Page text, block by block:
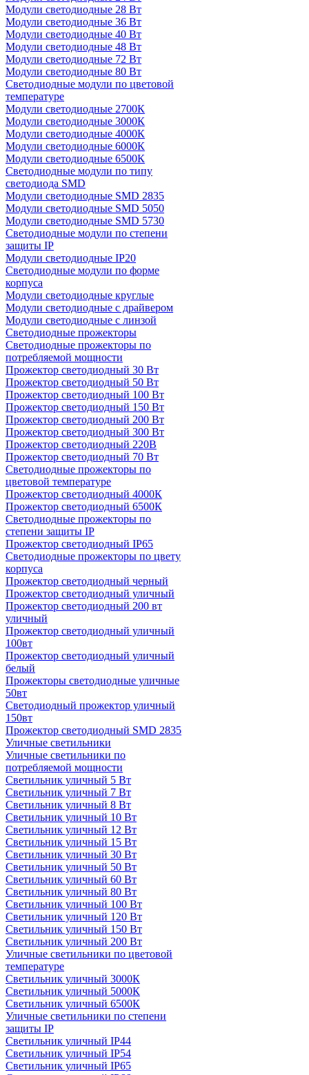
Модули светодиодные 28 Вт
Модули светодиодные 36 Вт
Модули светодиодные 40 Вт
Модули светодиодные 48 Вт
Модули светодиодные 72 Вт
Модули светодиодные 80 Вт
Светодиодные модули по цветовой
температуре
Модули светодиодные 2700К
Модули светодиодные 3000К
Модули светодиодные 4000К
Модули светодиодные 6000К
Модули светодиодные 6500К
Светодиодные модули по типу
светодиода SMD
Модули светодиодные SMD 2835
Модули светодиодные SMD 5050
Модули светодиодные SMD 5730
Светодиодные модули по степени
защиты IP
Модули светодиодные IP20
Светодиодные модули по форме
корпуса
Модули светодиодные круглые
Модули светодиодные с драйвером
Модули светодиодные с линзой
Светодиодные прожекторы
Светодиодные прожекторы по
потребляемой мощности
Прожектор светодиодный 30 Вт
Прожектор светодиодный 50 Вт
Прожектор светодиодный 100 Вт
Прожектор светодиодный 150 Вт
Прожектор светодиодный 200 Вт
Прожектор светодиодный 300 Вт
Прожектор светодиодный 220В
Прожектор светодиодный 70 Вт
Светодиодные прожекторы по
цветовой температуре
Прожектор светодиодный 4000К
Прожектор светодиодный 6500К
Светодиодные прожекторы по
степени защиты IP
Прожектор светодиодный IP65
Светодиодные прожекторы по цвету
корпуса
Прожектор светодиодный черный
Прожектор светодиодный уличный
Прожектор светодиодный 200 вт
уличный
Прожектор светодиодный уличный
100вт
Прожектор светодиодный уличный
белый
Прожекторы светодиодные уличные
50вт
Светодиодный прожектор уличный
150вт
Прожектор светодиодный SMD 2835
Уличные светильники
Уличные светильники по
потребляемой мощности
Светильник уличный 5 Вт
Светильник уличный 7 Вт
Светильник уличный 8 Вт
Светильник уличный 10 Вт
Светильник уличный 12 Вт
Светильник уличный 15 Вт
Светильник уличный 30 Вт
Светильник уличный 50 Вт
Светильник уличный 60 Вт
Светильник уличный 80 Вт
Светильник уличный 100 Вт
Светильник уличный 120 Вт
Светильник уличный 150 Вт
Светильник уличный 200 Вт
Уличные светильники по цветовой
температуре
Cветильник уличный 3000К
Cветильник уличный 5000К
Cветильник уличный 6500К
Уличные светильники по степени
защиты IP
Светильник уличный IP44
Светильник уличный IP54
Светильник уличный IP65